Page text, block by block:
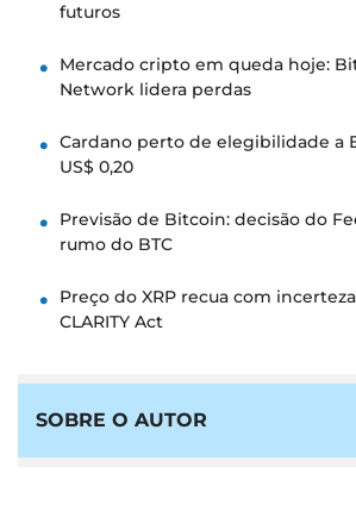
futuros
Mercado cripto em queda hoje:
Network lidera perdas
Cardano perto de elegibilidade a
US$ 0,20
Previsão de Bitcoin: decisão do
rumo do BTC
Preço do XRP recua com
CLARITY Act
SOBRE O AUTOR